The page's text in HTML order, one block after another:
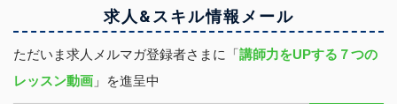
求人&スキル情報 メール
ただいま求人メルマガ登録者さまに「講師力をUPする７つの
レッスン動画 」を進呈中